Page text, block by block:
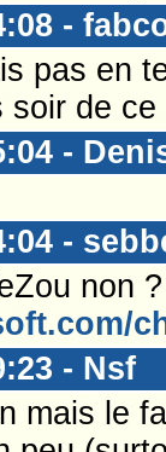
-
pas en
soir de
-
-
non ?
- Nsf
mais le